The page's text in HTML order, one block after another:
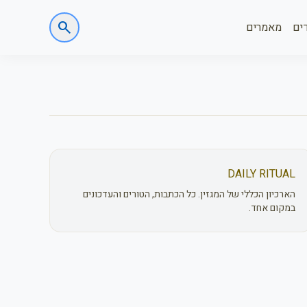
מאמרים search
DAILY RITUAL
הארכיון הכללי של המגזין. כל הכתבות, הטורים והעדכונים
במקום אחד.